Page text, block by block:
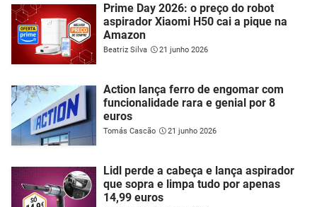
Prime Day 2026: o preço do robot
aspirador Xiaomi H50 cai a pique na
Amazon
Beatriz Silva 21 junho 2026
Action lança ferro de engomar com
funcionalidade rara e genial por 8
euros
Tomás Cascão 21 junho 2026
Lidl perde a cabeça e lança aspirador
que sopra e limpa tudo por apenas
14,99 euros